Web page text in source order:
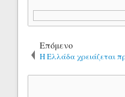
Επόμενο
Η Ελλάδα χρειάζεται